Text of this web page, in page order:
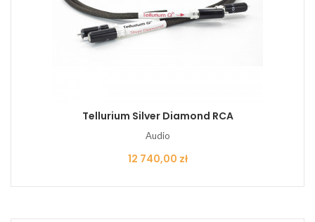
Tellurium Silver Diamond RCA
Audio
Cena
12 740,00 zł